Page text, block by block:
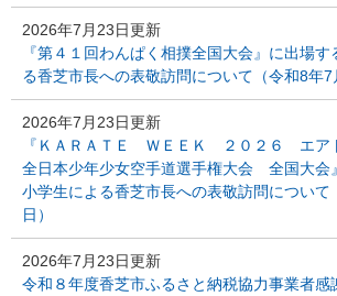
2026年7月23日更新
『第４１回わんぱく相撲全国大会』に出場す
る香芝市長への表敬訪問について（令和8年7
2026年7月23日更新
『ＫＡＲＡＴＥ ＷＥＥＫ ２０２６ エア
全日本少年少女空手道選手権大会 全国大会
小学生による香芝市長への表敬訪問について
日）
2026年7月23日更新
令和８年度香芝市ふるさと納税協力事業者感